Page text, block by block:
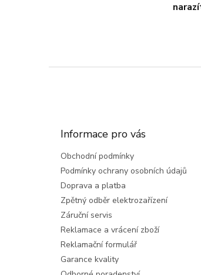
Informace pro vás
Obchodní podmínky
Podmínky ochrany osobních údajů
Doprava a platba
Zpětný odběr elektrozařízení
Záruční servis
Reklamace a vrácení zboží
Reklamační formulář
Garance kvality